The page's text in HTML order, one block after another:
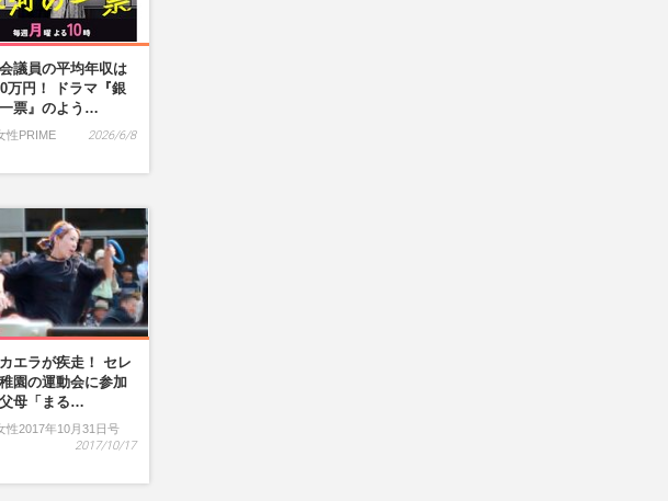
議員の平均年収は
万円！ ドラマ『銀
票』のよう…
性PRIME 2026/6/8
エラが疾走！ セレ
園の運動会に参加
母「まる…
性2017年10月31日号
2017/10/17